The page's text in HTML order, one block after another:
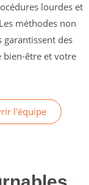
lourdes et
méthodes non
garantissent des
bien-être et votre
l'équipe